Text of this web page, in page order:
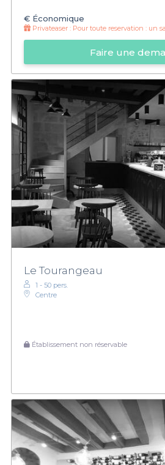
€ Économique
Privateaser : Pour toute reservation : un
Faire une
Le Tourangeau
1 - 50 pers.
Centre
Établissement non réservable